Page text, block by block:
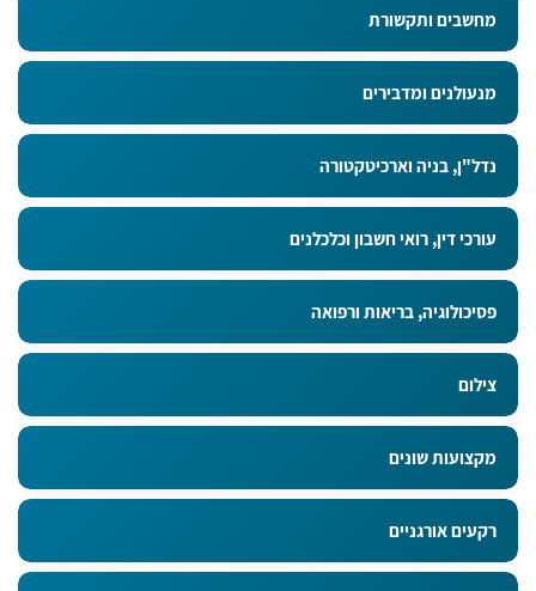
מחשבים ותקשורת
מנעולנים ומדבירים
נדל"ן, בניה וארכיטקטורה
עורכי דין, רואי חשבון וכלכלנים
פסיכולוגיה, בריאות ורפואה
צילום
מקצועות שונים
רקעים אורגניים